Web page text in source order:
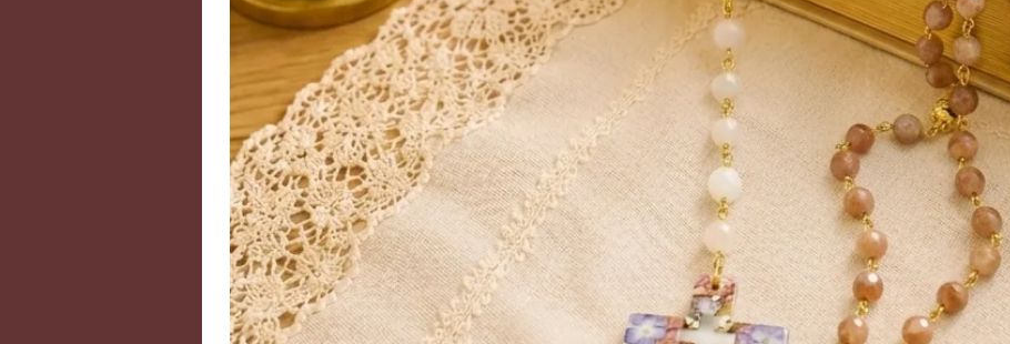
vibratoire du corps. Elle vous protège des mauvaises influences qui
proviennent des personnes négatives. Elle dénoue les blocages
énergétiques et purifie également le mental tout en vous procurant une
sensation de bien-être intense. De plus, cette pierre préserve la mémoire,
l'imagination et l'intuition.
Sur le plan physique, elle aide à soigner un organe défaillant. Le cristal de
roche apaise les douleurs de dos et permet de faire face aux problèmes
nuisant à l'appareil digestif. Elle stimule la circulation sanguine et
lymphatique, et stabilise le corps subtil avec l’être spirituel. Par ailleurs, son
pouvoir d’amplificateur lui permet d’améliorer les propriétés d’une autre
pierre associée. Elle peut emmagasiner une grosse quantité d'énergie et la
transmettre aux autres pierres pour les charger.